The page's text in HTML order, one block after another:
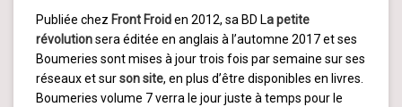
Publiée chez Front Froiden 2012, sa BD La petite
révolutionsera éditée en anglais à l’automne 2017 et ses
Boumeries sont mises à jour trois fois par semaine sur ses
réseaux et surson site, en plus d’être disponibles en livres.
Boumeries volume 7 verra le jour juste à temps pour le